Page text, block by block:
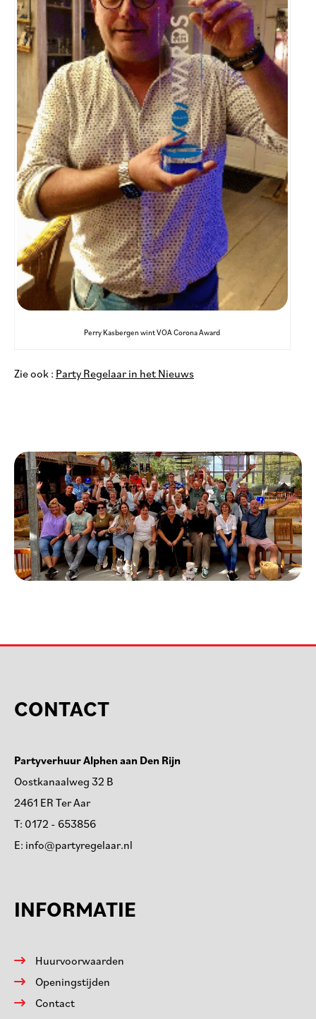
Perry Kasbergen wint VOA Corona Award
Zie ook : Party Regelaar in het Nieuws
CONTACT
Partyverhuur Alphen aan Den Rijn
Oostkanaalweg 32 B
2461 ER Ter Aar
T: 0172 - 653856
E: info@partyregelaar.nl
INFORMATIE
Huurvoorwaarden
Openingstijden
Contact